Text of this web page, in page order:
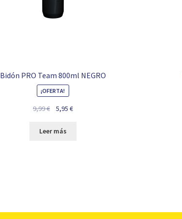
Bidón PRO Team 800ml NEGRO
¡OFERTA!
9,99€
El
original
5,95 €El
Leer más